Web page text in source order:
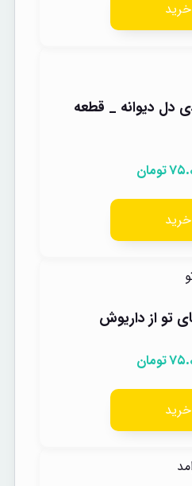
خرید
دل دیوانه _ قطعه
تومان
خرید
تو از داریوش
تومان
خرید